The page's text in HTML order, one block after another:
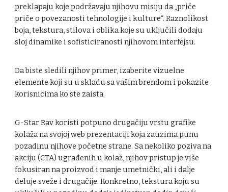
preklapaju koje podržavaju njihovu misiju da „priče
priče o povezanosti tehnologije i kulture“. Raznolikost
boja, tekstura, stilova i oblika koje su uključili dodaju
sloj dinamike i sofisticiranosti njihovom interfejsu.
Da biste sledili njihov primer, izaberite vizuelne
elemente koji su u skladu sa vašim brendom i pokazite
korisnicima ko ste zaista.
G-Star Rav koristi potpuno drugačiju vrstu grafike
kolaža na svojoj web prezentaciji koja zauzima punu
pozadinu njihove početne strane. Sa nekoliko poziva na
akciju (CTA) ugrađenih u kolaž, njihov pristup je više
fokusiran na proizvod i manje umetnički, ali i dalje
deluje sveže i drugačije. Konkretno, tekstura koju su